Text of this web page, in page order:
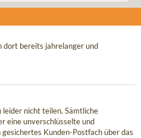
dort bereits jahrelanger und
leider nicht teilen. Sämtliche
eine unverschlüsselte und
Kunden-Postfach über das